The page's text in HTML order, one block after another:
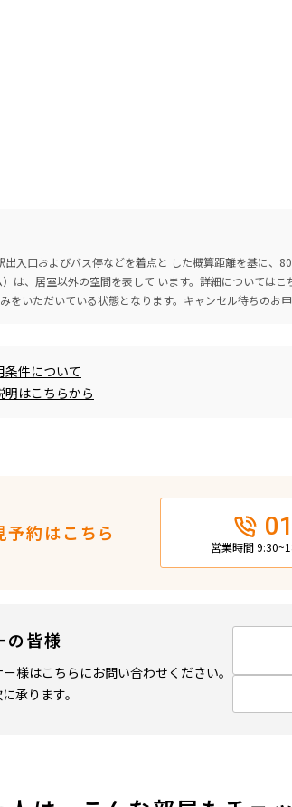
入口およびバス停などを着点と した概算距離を基に、
は、居室以外の空間を表して います。詳細についてはこ
をいただいている状態となります。キャンセル待ちのお申
件について
はこちらから
約はこちら
営業時間
の皆様
様はこちらにお問い合わせください。
承ります。